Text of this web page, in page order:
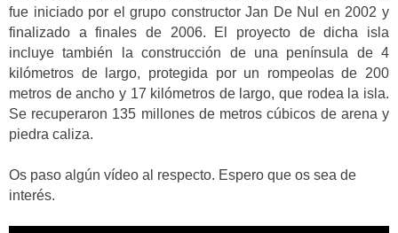
fue iniciado por el grupo constructor Jan De Nul en 2002 y
finalizado a finales de 2006. El proyecto de dicha isla
incluye también la construcción de una península de 4
kilómetros de largo, protegida por un rompeolas de 200
metros de ancho y 17 kilómetros de largo, que rodea la isla.
Se recuperaron 135 millones de metros cúbicos de arena y
piedra caliza.
Os paso algún vídeo al respecto. Espero que os sea de
interés.